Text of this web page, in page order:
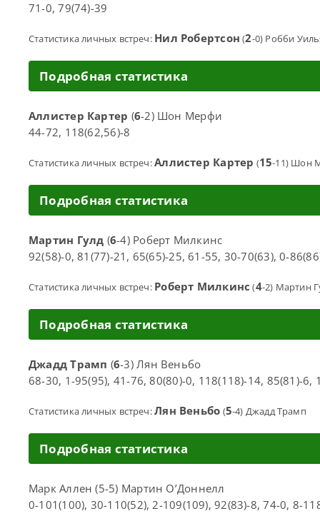
71-0, 79(74)-39
Статистика личных встреч: Нил Робертсон (2-0) Робби
Подробная статистика
Аллистер Картер (6-2) Шон Мерфи
44-72, 118(62,56)-8
Статистика личных встреч:Аллистер Картер (15-11) Шон
Подробная статистика
Мартин Гулд (6-4) Роберт Милкинс
92(58)-0, 81(77)-21, 65(65)-25, 61-55, 30-70(63), 0-
Статистика личных встреч: Роберт Милкинс (4-2) Мартин
Подробная статистика
Джадд Трамп (6-3) Лян Веньбо
68-30, 1-95(95), 41-76, 80(80)-0, 118(118)-14, 85(81)-6,
Статистика личных встреч:Лян Веньбо (5-4) Джадд Трамп
Подробная статистика
Марк Аллен (5-5) Мартин О’Доннелл
0-101(100), 30-110(52), 2-109(109), 92(83)-8, 74-0, 8-